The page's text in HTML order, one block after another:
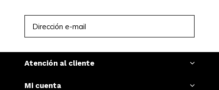
Atención al cliente
Mi cuenta